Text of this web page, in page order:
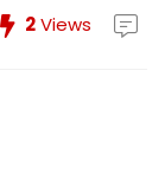
2Views